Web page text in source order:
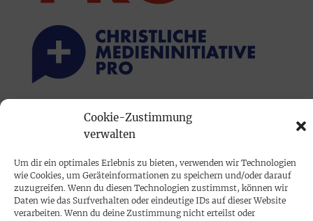
Cookie-Zustimmung
verwalten
Um dir ein optimales Erlebnis zu bieten, verwenden wir Technologien
wie Cookies, um Geräteinformationen zu speichern und/oder darauf
zuzugreifen. Wenn du diesen Technologien zustimmst, können wir
Daten wie das Surfverhalten oder eindeutige IDs auf dieser Website
verarbeiten. Wenn du deine Zustimmung nicht erteilst oder
PRINTAUSGABE
Mediadaten
PROKOMPAKT
Impressum